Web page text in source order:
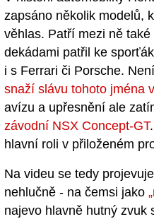
zapsáno několik modelů,
věhlas. Patří mezi ně také
dekádami patřil ke
i s Ferrari či Porsche.
snaží slávu tohoto jména
avízu a upřesnění ale
závodní NSX Concept-GT
hlavní roli v přiloženém
Na videu se tedy
nehlučně - na čemsi jako
najevo hlavně hutný zvuk